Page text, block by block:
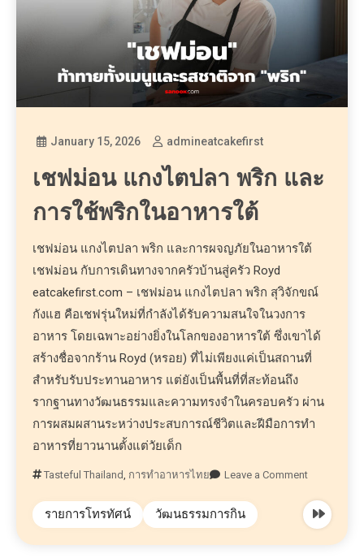
January 15, 2026 admineatcakefirst
เชฟม่อน แกงไตปลา พริก และ
การใช้พริกในอาหารใต้
เชฟม่อน แกงไตปลา พริก และการผจญภัยในอาหารใต้
เชฟม่อน กับการเดินทางจากครัวบ้านสู่ครัว Royd
eatcakefirst.com – เชฟม่อน แกงไตปลา พริก สุวิจักขณ์
กังแฮ คือเชฟรุ่นใหม่ที่กำลังได้รับความสนใจในวงการ
อาหาร โดยเฉพาะอย่างยิ่งในโลกของอาหารใต้ ซึ่งเขาได้
สร้างชื่อจากร้าน Royd (หรอย) ที่ไม่เพียงแค่เป็นสถานที่
สำหรับรับประทานอาหาร แต่ยังเป็นพื้นที่ที่สะท้อนถึง
รากฐานทางวัฒนธรรมและความทรงจำในครอบครัว ผ่าน
การผสมผสานระหว่างประสบการณ์ชีวิตและฝีมือการทำ
อาหารที่ยาวนานตั้งแต่วัยเด็ก
Tasteful Thailand การทำอาหารไทย Leave a Comment
รายการโทรทัศน์ วัฒนธรรมการกิน